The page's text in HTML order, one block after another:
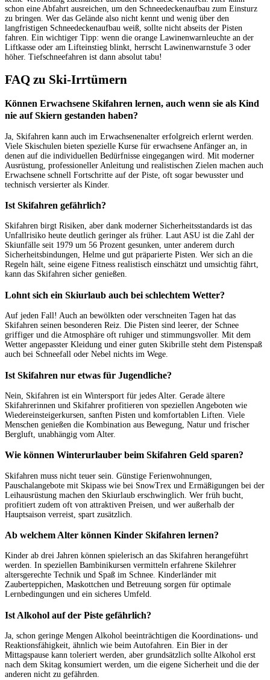
schon eine Abfahrt ausreichen, um den Schneedeckenaufbau zum Einsturz
zu bringen. Wer das Gelände also nicht kennt und wenig über den
langfristigen Schneedeckenaufbau weiß, sollte nicht abseits der Pisten
fahren. Ein wichtiger Tipp: wenn die orange Lawinenwarnleuchte an der
Liftkasse oder am Lifteinstieg blinkt, herrscht Lawinenwarnstufe 3 oder
höher. Tiefschneefahren ist dann absolut tabu!
FAQ zu Ski-Irrtümern
Können Erwachsene Skifahren lernen, auch wenn sie als Kind
nie auf Skiern gestanden haben?
Ja, Skifahren kann auch im Erwachsenenalter erfolgreich erlernt werden.
Viele Skischulen bieten spezielle Kurse für erwachsene Anfänger an, in
denen auf die individuellen Bedürfnisse eingegangen wird. Mit moderner
Ausrüstung, professioneller Anleitung und realistischen Zielen machen auch
Erwachsene schnell Fortschritte auf der Piste, oft sogar bewusster und
technisch versierter als Kinder.
Ist Skifahren gefährlich?
Skifahren birgt Risiken, aber dank moderner Sicherheitsstandards ist das
Unfallrisiko heute deutlich geringer als früher. Laut ASU ist die Zahl der
Skiunfälle seit 1979 um 56 Prozent gesunken, unter anderem durch
Sicherheitsbindungen, Helme und gut präparierte Pisten. Wer sich an die
Regeln hält, seine eigene Fitness realistisch einschätzt und umsichtig fährt,
kann das Skifahren sicher genießen.
Lohnt sich ein Skiurlaub auch bei schlechtem Wetter?
Auf jeden Fall! Auch an bewölkten oder verschneiten Tagen hat das
Skifahren seinen besonderen Reiz. Die Pisten sind leerer, der Schnee
griffiger und die Atmosphäre oft ruhiger und stimmungsvoller. Mit dem
Wetter angepasster Kleidung und einer guten Skibrille steht dem Pistenspaß
auch bei Schneefall oder Nebel nichts im Wege.
Ist Skifahren nur etwas für Jugendliche?
Nein, Skifahren ist ein Wintersport für jedes Alter. Gerade ältere
Skifahrerinnen und Skifahrer profitieren von speziellen Angeboten wie
Wiedereinsteigerkursen, sanften Pisten und komfortablen Liften. Viele
Menschen genießen die Kombination aus Bewegung, Natur und frischer
Bergluft, unabhängig vom Alter.
Wie können Winterurlauber beim Skifahren Geld sparen?
Skifahren muss nicht teuer sein. Günstige Ferienwohnungen,
Pauschalangebote mit Skipass wie bei SnowTrex und Ermäßigungen bei der
Leihausrüstung machen den Skiurlaub erschwinglich. Wer früh bucht,
profitiert zudem oft von attraktiven Preisen, und wer außerhalb der
Hauptsaison verreist, spart zusätzlich.
Ab welchem Alter können Kinder Skifahren lernen?
Kinder ab drei Jahren können spielerisch an das Skifahren herangeführt
werden. In speziellen Bambinikursen vermitteln erfahrene Skilehrer
altersgerechte Technik und Spaß im Schnee. Kinderländer mit
Zauberteppichen, Maskottchen und Betreuung sorgen für optimale
Lernbedingungen und ein sicheres Umfeld.
Ist Alkohol auf der Piste gefährlich?
Ja, schon geringe Mengen Alkohol beeinträchtigen die Koordinations- und
Reaktionsfähigkeit, ähnlich wie beim Autofahren. Ein Bier in der
Mittagspause kann toleriert werden, aber grundsätzlich sollte Alkohol erst
nach dem Skitag konsumiert werden, um die eigene Sicherheit und die der
anderen nicht zu gefährden.